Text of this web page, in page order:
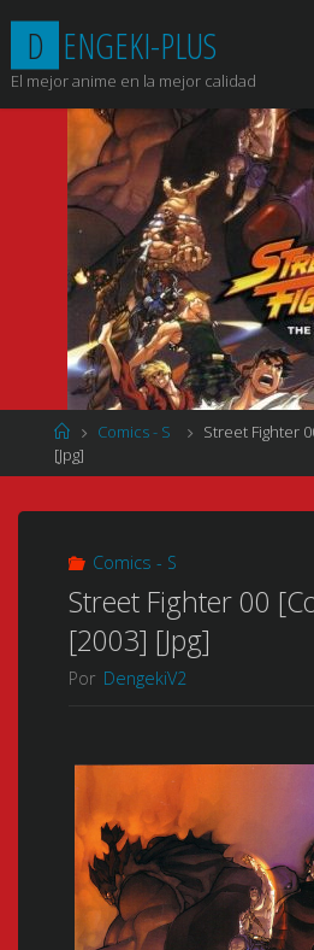
contenido
D ENGEKI-PLUS
El mejor anime en la mejor calidad
Página
de
Inicio
Comics - S
Street Fighter
[Jpg]
Comics - S
Street Fighter 00
[2003] [Jpg]
Por DengekiV2